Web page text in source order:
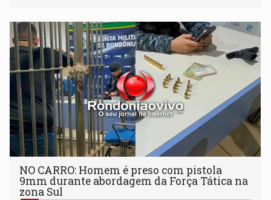
NO CARRO: Homem é preso com pistola
9mm durante abordagem da Força Tática na
zona Sul